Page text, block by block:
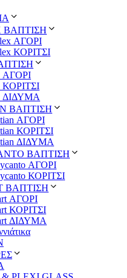
ΒΑΠΤΙΣΗ
ΑΓΟΡΙ
ΚΟΡΙΤΣΙ
ΑΓΟΡΙ
ΚΟΡΙΤΣΙ
ΔΙΔΥΜΑ
ΒΑΠΤΙΣΗ
ΑΓΟΡΙ
ΚΟΡΙΤΣΙ
ΔΙΔΥΜΑ
ΒΑΠΤΙΣΗ
ΑΓΟΡΙ
ΚΟΡΙΤΣΙ
ΒΑΠΤΙΣΗ
ΑΓΟΡΙ
ΚΟΡΙΤΣΙ
ΔΙΔΥΜΑ